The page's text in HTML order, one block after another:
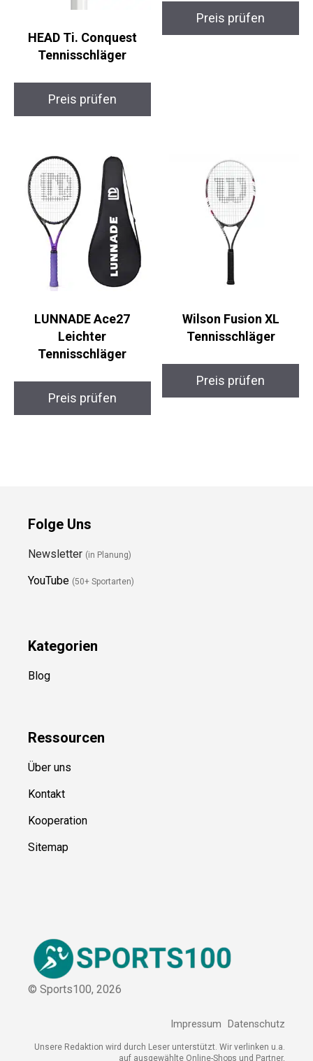
HEAD Ti. Conquest
Tennisschläger
Preis prüfen
Preis prüfen
LUNNADE Ace27
Leichter
Tennisschläger
Preis prüfen
Wilson Fusion XL
Tennisschläger
Preis prüfen
Folge Uns
Newsletter (in Planung)
YouTube (50+ Sportarten)
Kategorien
Blog
Ressourcen
Über uns
Kontakt
Kooperation
Sitemap
© Sports100, 2026
Impressum Datenschutz
Unsere Redaktion wird durch Leser unterstützt. Wir verlinken u.a.
auf ausgewählte Online-Shops und Partner,